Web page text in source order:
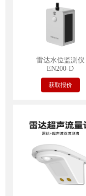
雷达水位监测仪
EN200-D
获取报价